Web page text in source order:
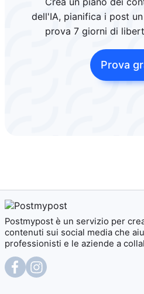
dell'IA, pianifica i post
prova 7 giorni di
Prova
Postmypost è un servizio per
contenuti sui social media che
professionisti e le aziende a